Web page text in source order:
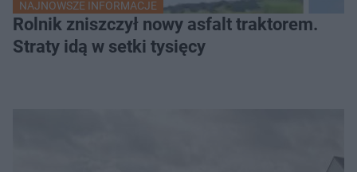
NAJNOWSZE INFORMACJE
Rolnik zniszczył nowy asfalt traktorem.
Straty idą w setki tysięcy